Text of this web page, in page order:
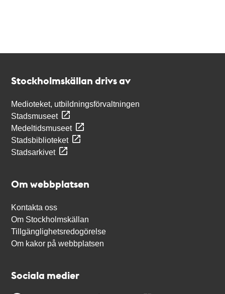
Stockholmskällan drivs av
Medioteket, utbildningsförvaltningen
Stadsmuseet
Medeltidsmuseet
Stadsbiblioteket
Stadsarkivet
Om webbplatsen
Kontakta oss
Om Stockholmskällan
Tillgänglighetsredogörelse
Om kakor på webbplatsen
Sociala medier